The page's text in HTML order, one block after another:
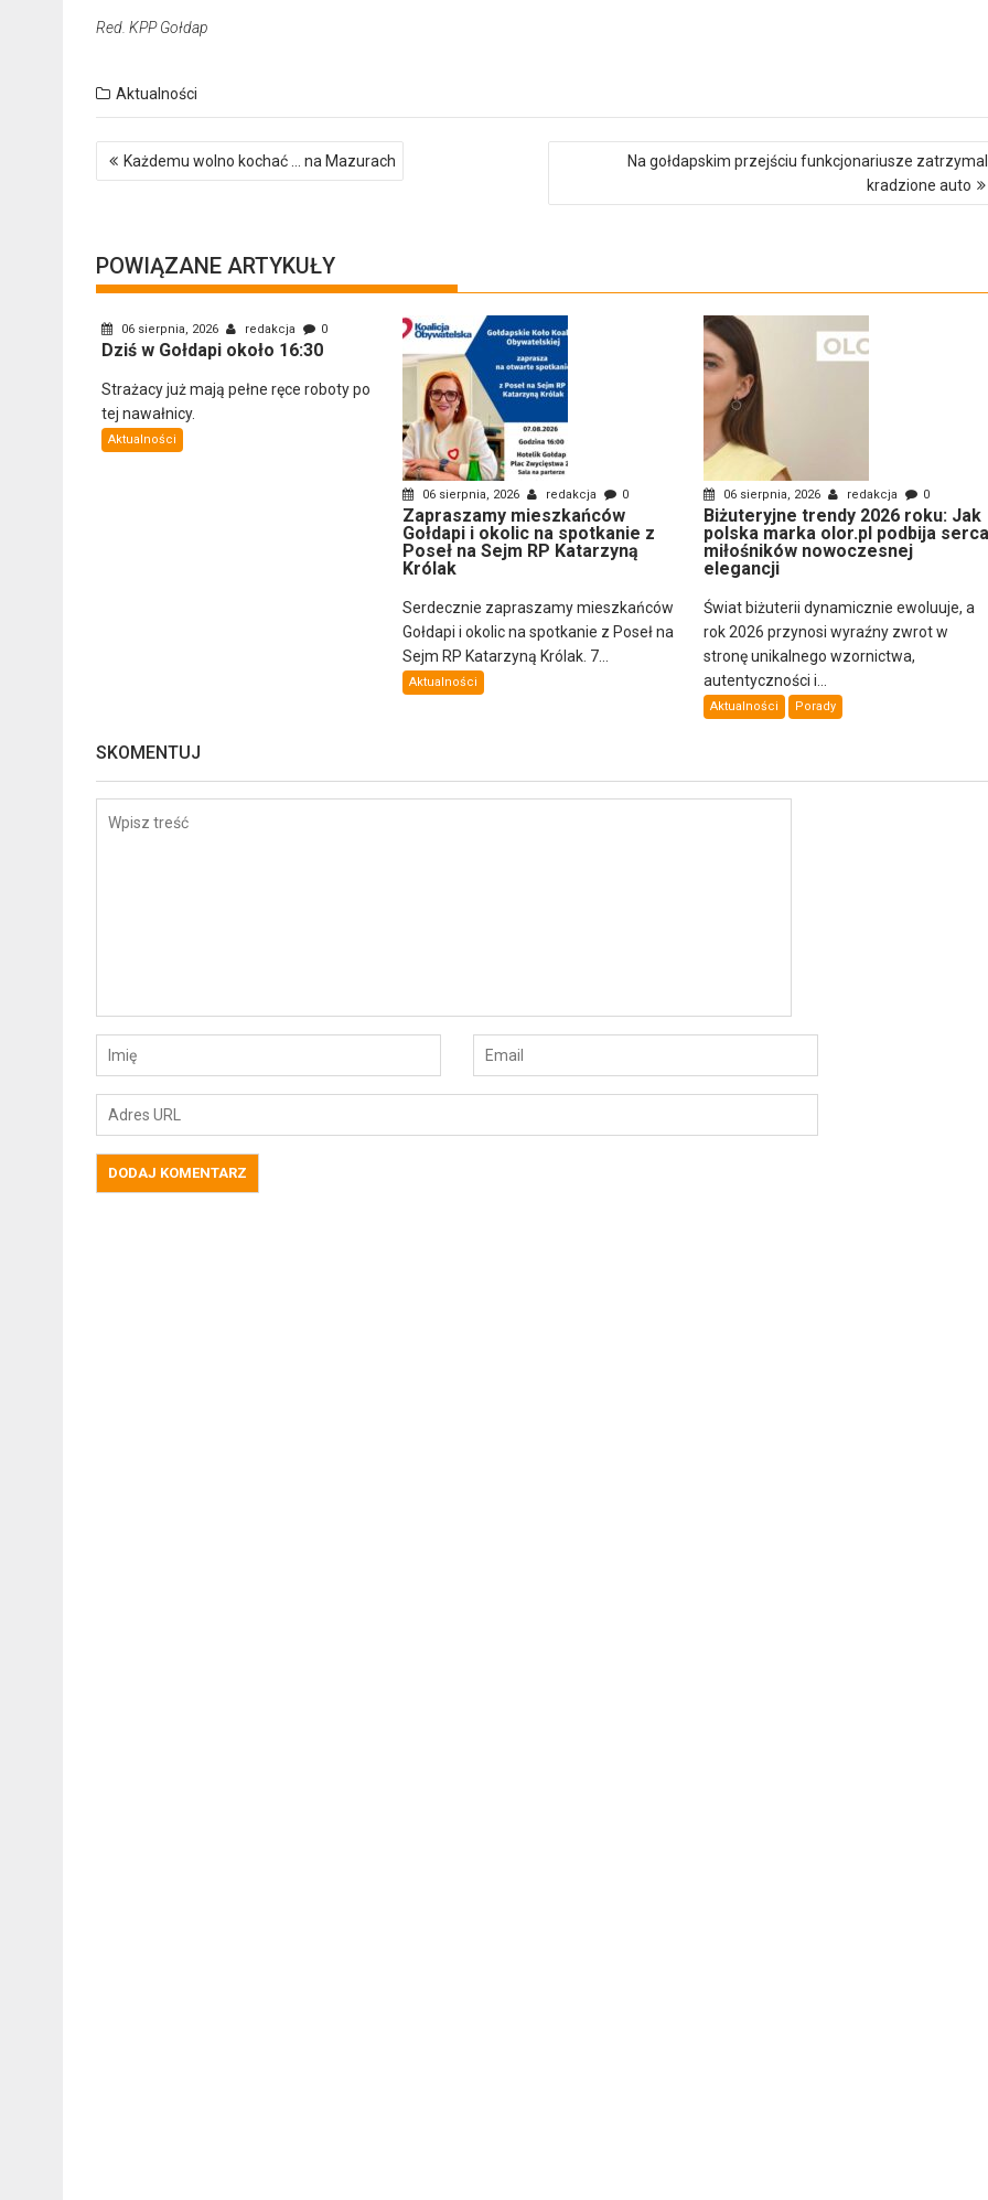
Red. KPP Gołdap
Aktualności
Nawigacja
wpisu
Każdemu wolno kochać … na Mazurach
Na gołdapskim przejściu funkcjonariusze
kradzione auto
POWIĄZANE ARTYKUŁY
06 sierpnia, 2026 redakcja 0
Dziś w Gołdapi około 16:30
Strażacy już mają pełne ręce roboty po
tej nawałnicy.
Aktualności
06 sierpnia, 2026 redakcja 0
Zapraszamy mieszkańców
Gołdapi i okolic na spotkanie z
Poseł na Sejm RP Katarzyną
Królak
Serdecznie zapraszamy mieszkańców
Gołdapi i okolic na spotkanie z Poseł na
Sejm RP Katarzyną Królak. 7...
Aktualności
06 sierpnia, 2026 redakcja 0
Biżuteryjne trendy 2026 roku: Jak
polska marka olor.pl podbija serca
miłośników nowoczesnej
elegancji
Świat biżuterii dynamicznie ewoluuje, a
rok 2026 przynosi wyraźny zwrot w
stronę unikalnego wzornictwa,
autentyczności i...
Aktualności Porady
SKOMENTUJ